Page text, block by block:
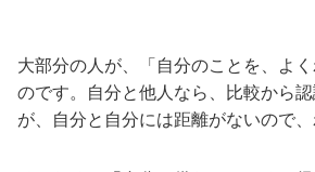
大部分の人が、「自分のことを、よ
のです。自分と他人なら、比較から
が、自分と自分には距離がないので、